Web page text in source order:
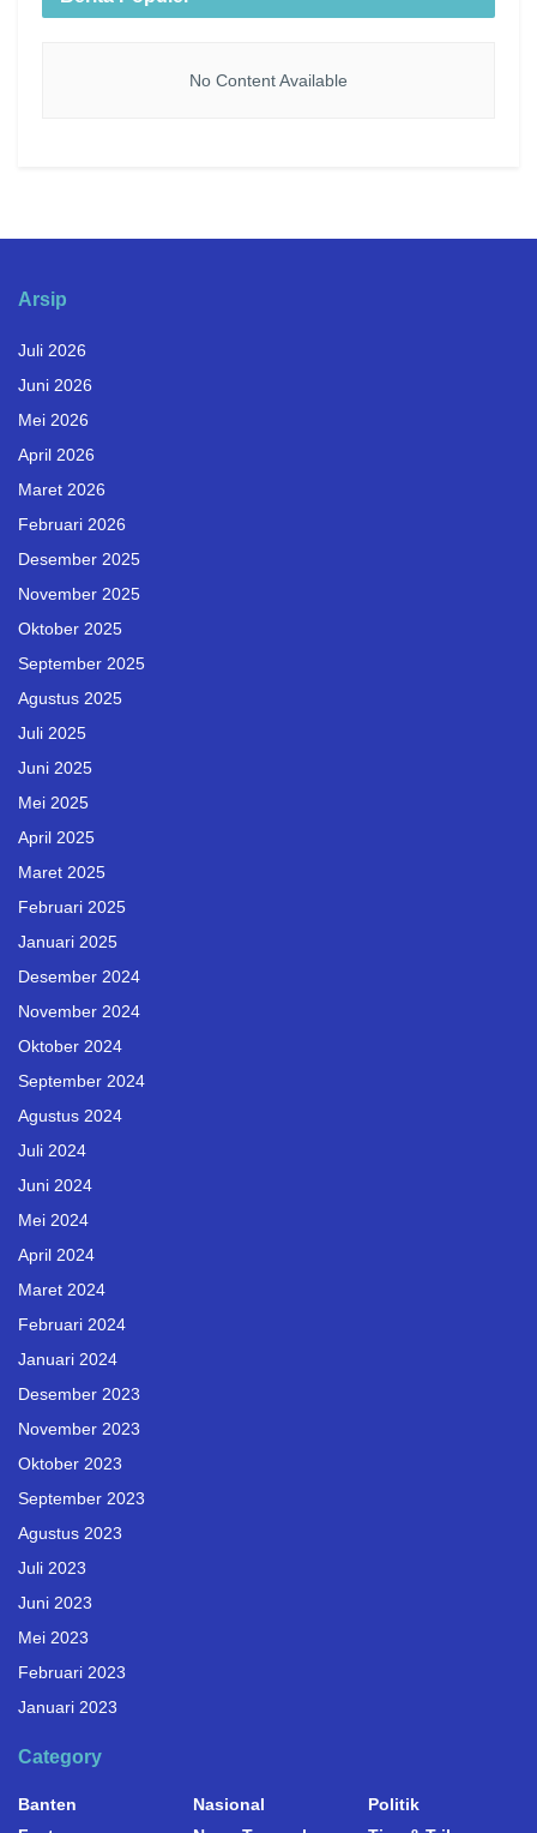
No Content Available
Arsip
Juli 2026
Juni 2026
Mei 2026
April 2026
Maret 2026
Februari 2026
Desember 2025
November 2025
Oktober 2025
September 2025
Agustus 2025
Juli 2025
Juni 2025
Mei 2025
April 2025
Maret 2025
Februari 2025
Januari 2025
Desember 2024
November 2024
Oktober 2024
September 2024
Agustus 2024
Juli 2024
Juni 2024
Mei 2024
April 2024
Maret 2024
Februari 2024
Januari 2024
Desember 2023
November 2023
Oktober 2023
September 2023
Agustus 2023
Juli 2023
Juni 2023
Mei 2023
Februari 2023
Januari 2023
Category
Banten
Nasional
Politik